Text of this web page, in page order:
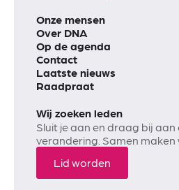
Onze mensen
Over DNA
Op de agenda
Contact
Laatste nieuws
Raadpraat
Wij zoeken leden
Sluit je aan en draag bij
verandering. Samen maken
Lid worden